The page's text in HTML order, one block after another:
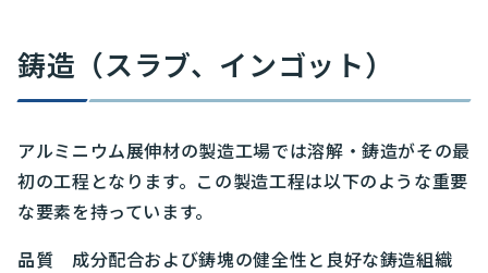
鋳造（スラブ、インゴット）
アルミニウム展伸材の製造工場では溶解・鋳造がその最
初の工程となります。この製造工程は以下のような重要
な要素を持っています。
品質 成分配合および鋳塊の健全性と良好な鋳造組織